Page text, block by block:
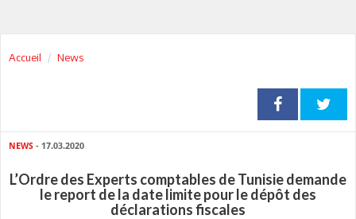
Accueil News
NEWS - 17.03.2020
L’Ordre des Experts comptables de Tunisie demande
le report de la date limite pour le dépôt des
déclarations fiscales